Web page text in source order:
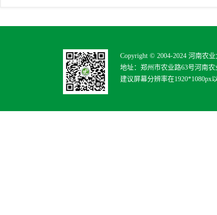
Copyright © 2004-2024 河南农
地址：郑州市农业路63号河南
建议屏幕分辨率在1920*1080px